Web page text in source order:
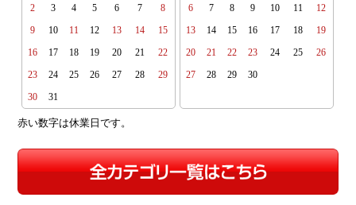
2 3 4 5 6 7 8
9 10 11 12 13 14 15
16 17 18 19 20 21 22
23 24 25 26 27 28 29
30 31
6 7 8 9 10 11 12
13 14 15 16 17 18 19
20 21 22 23 24 25 26
27 28 29 30
赤い数字は休業日です。